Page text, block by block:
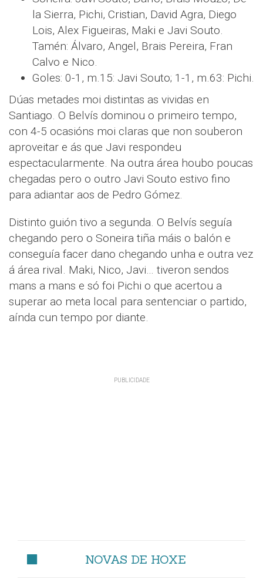
la Sierra, Pichi, Cristian, David Agra, Diego
Lois, Alex Figueiras, Maki e Javi Souto.
Tamén: Álvaro, Angel, Brais Pereira, Fran
Calvo e Nico.
Goles: 0-1, m.15: Javi Souto; 1-1, m.63: Pichi.
Dúas metades moi distintas as vividas en
Santiago. O Belvís dominou o primeiro tempo,
con 4-5 ocasións moi claras que non souberon
aproveitar e ás que Javi respondeu
espectacularmente. Na outra área houbo poucas
chegadas pero o outro Javi Souto estivo fino
para adiantar aos de Pedro Gómez.
Distinto guión tivo a segunda. O Belvís seguía
chegando pero o Soneira tiña máis o balón e
conseguía facer dano chegando unha e outra vez
á área rival. Maki, Nico, Javi… tiveron sendos
mans a mans e só foi Pichi o que acertou a
superar ao meta local para sentenciar o partido,
aínda cun tempo por diante.
NOVAS DE HOXE